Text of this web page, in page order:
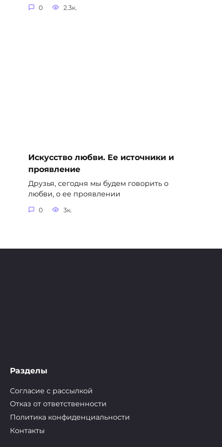
0 2.3к.
Искусство любви. Ее источники и
проявление
Друзья, сегодня мы будем говорить о
любви, о ее проявлении
0 3к.
Разделы
Согласие с рассылкой
Отказ от ответственности
Политика конфиденциальности
Контакты